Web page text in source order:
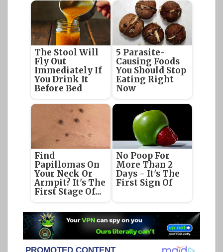
The Stool Will
Fly Out
Immediately If
You Drink It
Before Bed
5 Parasite-
Causing Foods
You Should Stop
Eating Right
Now
Find
Papillomas On
Your Neck Or
Armpit? It's The
First Stage Of...
No Poop For
More Than 2
Days - It's The
First Sign Of